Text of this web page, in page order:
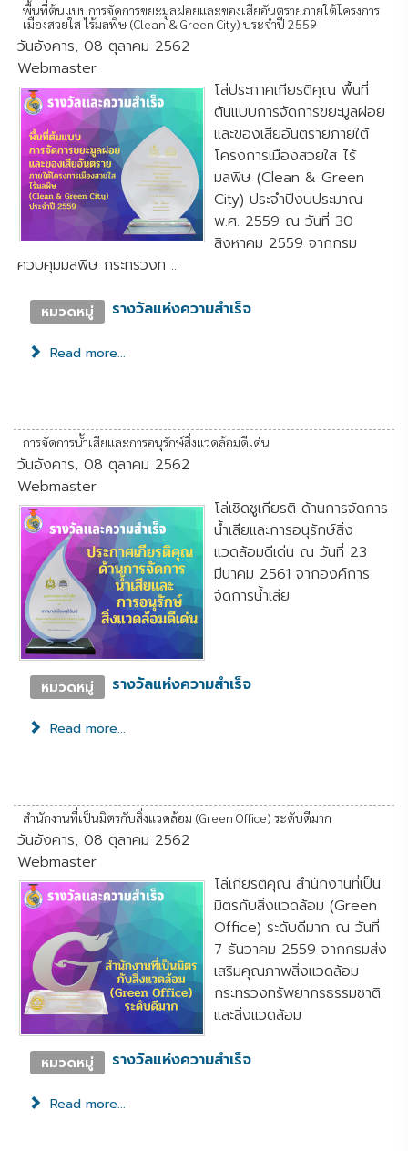
พื้นที่ต้นแบบการจัดการขยะมูลฝอยและของเสียอันตรายภายใต้โครงการ
เมืองสวยใส ไร้มลพิษ (Clean & Green City) ประจำปี 2559
วันอังคาร, 08 ตุลาคม 2562
Webmaster
โล่ประกาศเกียรติคุณ พื้นที่
ต้นแบบการจัดการขยะมูลฝอย
และของเสียอันตรายภายใต้
โครงการเมืองสวยใส ไร้
มลพิษ (Clean & Green
City) ประจำปีงบประมาณ
พ.ศ. 2559 ณ วันที่ 30
สิงหาคม 2559 จากกรม
ควบคุมมลพิษ กระทรวงท ...
หมวดหมู่ รางวัลแห่งความสำเร็จ
Read more...
การจัดการน้ำเสียและการอนุรักษ์สิ่งแวดล้อมดีเด่น
วันอังคาร, 08 ตุลาคม 2562
Webmaster
โล่เชิดชูเกียรติ ด้านการจัดการ
น้ำเสียและการอนุรักษ์สิ่ง
แวดล้อมดีเด่น ณ วันที่ 23
มีนาคม 2561 จากองค์การ
จัดการน้ำเสีย
หมวดหมู่ รางวัลแห่งความสำเร็จ
Read more...
สำนักงานที่เป็นมิตรกับสิ่งแวดล้อม (Green Office) ระดับดีมาก
วันอังคาร, 08 ตุลาคม 2562
Webmaster
โล่เกียรติคุณ สำนักงานที่เป็น
มิตรกับสิ่งแวดล้อม (Green
Office) ระดับดีมาก ณ วันที่
7 ธันวาคม 2559 จากกรมส่ง
เสริมคุณภาพสิ่งแวดล้อม
กระทรวงทรัพยากรธรรมชาติ
และสิ่งแวดล้อม
หมวดหมู่ รางวัลแห่งความสำเร็จ
Read more...